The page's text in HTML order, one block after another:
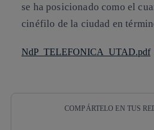
se ha posicionado como el
cinéfilo de la ciudad en
NdP_TELEFONICA_UTAD.pdf
COMPÁRTELO EN TUS